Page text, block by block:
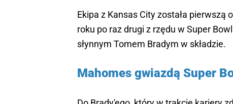
Ekipa z Kansas City została pierwszą
roku po raz drugi z rzędu w Super
słynnym Tomem Bradym w składzie.
Mahomes gwiazdą Super